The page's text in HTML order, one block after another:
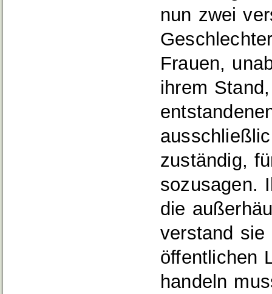
nun zwei
Frauen,
ihrem
zuständig,
sozusagen.
die
verstand
öffentlichen
handeln